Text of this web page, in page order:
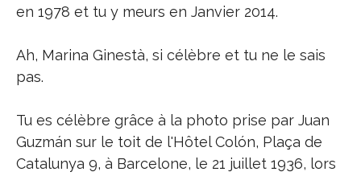
en 1978 et tu y meurs en Janvier 2014.
Ah, Marina Ginestà, si célèbre et tu ne le sais
pas.
Tu es célèbre grâce à la photo prise par Juan
Guzmán sur le toit de l'Hôtel Colón, Plaça de
Catalunya 9, à Barcelone, le 21 juillet 1936, lors